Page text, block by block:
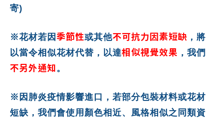
寄)
※花材若因 季節性或其他不可抗力因素短缺 ，將
以當令相似花材代替，以達相似視覺效果 ，我們
不另外通知 。
※因肺炎疫情影響進口，若部分包裝材料或花材
短缺，我們會使用顏色相近、風格相似之同類資